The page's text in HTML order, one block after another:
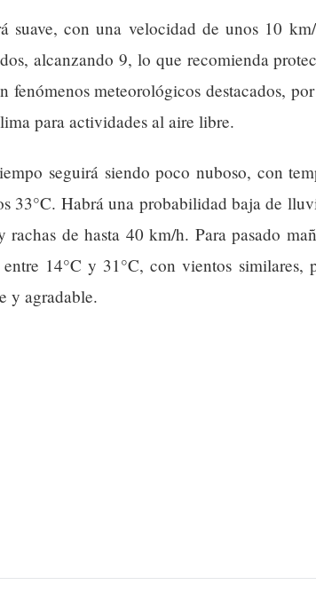
suave, con una velocidad de unos 10
alcanzando 9, lo que recomienda
fenómenos meteorológicos destacados,
para actividades al aire libre.
seguirá siendo poco nuboso, con
33°C. Habrá una probabilidad baja de
de hasta 40 km/h. Para pasado
entre 14°C y 31°C, con vientos
y agradable.